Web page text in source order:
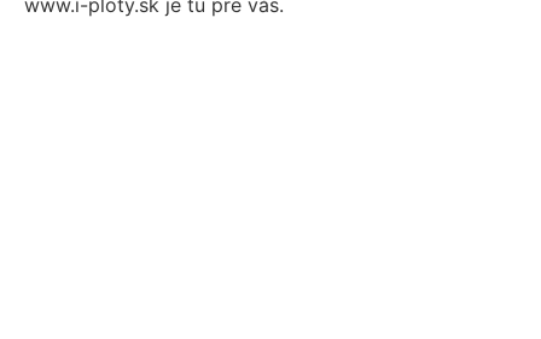
www.i-ploty.sk je tu pre vás.